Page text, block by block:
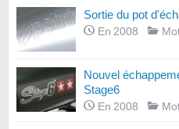
Sortie du pot
En 2008
Nouvel
Stage6
En 2008